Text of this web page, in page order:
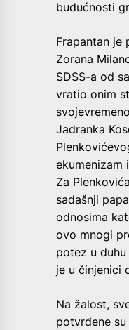
budućnosti
Frapantan je
Zorana
SDSS-a od
vratio onim
Jadranka
ekumenizam
Za
sadašnji
odnosima
ovo mnogi
potez u
je u činjenici
Na žalost,
potvrđene